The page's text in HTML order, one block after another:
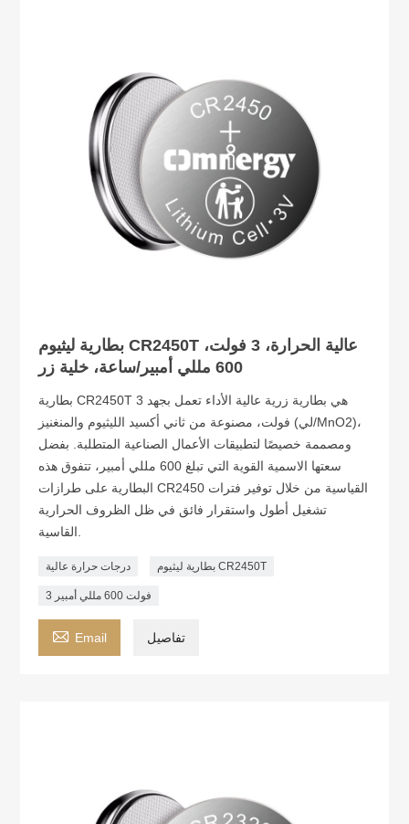
بطارية ليثيوم CR2450T عالية الحرارة، 3 فولت،
600 مللي أمبير/ساعة، خلية زر
بطارية CR2450T هي بطارية زرية عالية الأداء تعمل بجهد 3
فولت، مصنوعة من ثاني أكسيد الليثيوم والمنغنيز (لي/MnO2)،
ومصممة خصيصًا لتطبيقات الأعمال الصناعية المتطلبة. بفضل
سعتها الاسمية القوية التي تبلغ 600 مللي أمبير، تتفوق هذه
البطارية على طرازات CR2450 القياسية من خلال توفير فترات
تشغيل أطول واستقرار فائق في ظل الظروف الحرارية
درجات حرارة عالية بطارية ليثيوم CR2450T
3 فولت 600 مللي أمبير
 Email تفاصيل